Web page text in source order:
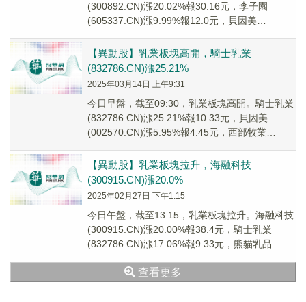
(300892.CN)漲20.02%報30.16元，李子園
(605337.CN)漲9.99%報12.0元，貝因美
【異動股】乳業板塊高開，騎士乳業
(832786.CN)漲25.21%
2025年03月14日 上午9:31
今日早盤，截至09:30，乳業板塊高開。騎士乳業
(832786.CN)漲25.21%報10.33元，貝因美
(002570.CN)漲5.95%報4.45元，西部牧業
【異動股】乳業板塊拉升，海融科技
(300915.CN)漲20.0%
2025年02月27日 下午1:15
今日午盤，截至13:15，乳業板塊拉升。海融科技
(300915.CN)漲20.00%報38.4元，騎士乳業
(832786.CN)漲17.06%報9.33元，熊貓乳品
查看更多